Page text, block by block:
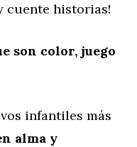
cuente historias!
son color, juego
infantiles más
alma y